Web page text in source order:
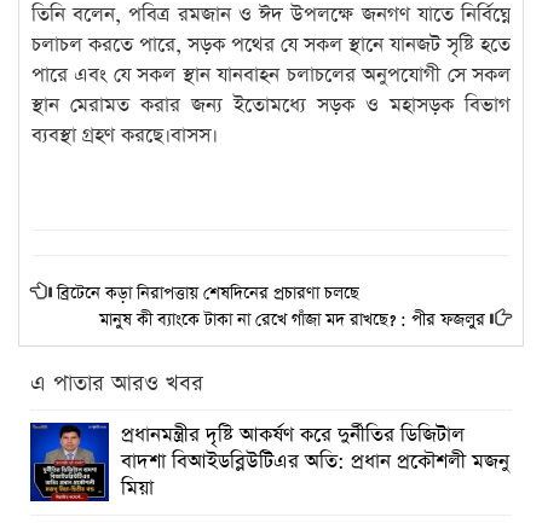
তিনি বলেন, পবিত্র রমজান ও ঈদ উপলক্ষে জনগণ যাতে নির্বিঘ্নে
চলাচল করতে পারে, সড়ক পথের যে সকল স্থানে যানজট সৃষ্টি হতে
পারে এবং যে সকল স্থান যানবাহন চলাচলের অনুপযোগী সে সকল
স্থান মেরামত করার জন্য ইতোমধ্যে সড়ক ও মহাসড়ক বিভাগ
ব্যবস্থা গ্রহণ করছে।বাসস।
ব্রিটেনে কড়া নিরাপত্তায় শেষদিনের প্রচারণা চলছে
মানুষ কী ব্যাংকে টাকা না রেখে গাঁজা মদ রাখছে? : পীর ফজলুর
এ পাতার আরও খবর
প্রধানমন্ত্রীর দৃষ্টি আকর্ষণ করে দুর্নীতির ডিজিটাল
বাদশা বিআইডব্লিউটিএর অতি: প্রধান প্রকৌশলী মজনু
মিয়া